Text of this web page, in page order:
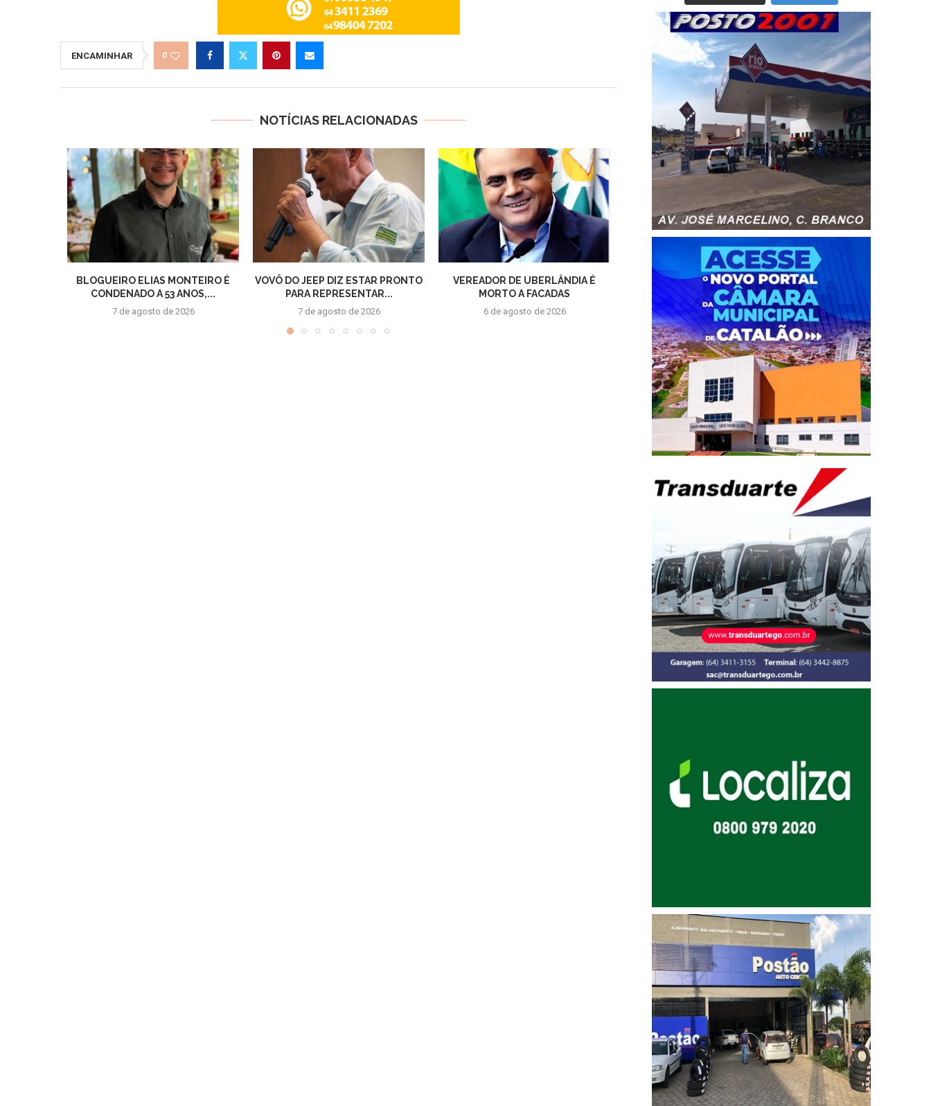
ENCAMINHAR 0
NOTÍCIAS RELACIONADAS
BLOGUEIRO ELIAS MONTEIRO É
CONDENADO A 53 ANOS,...
7 de agosto de 2026
VOVÔ DO JEEP DIZ ESTAR PRONTO
PARA REPRESENTAR...
7 de agosto de 2026
VEREADOR DE UBERLÂNDIA É
MORTO A FACADAS
6 de agosto de 2026
FORAGIDO DA JUSTIÇA MORRE
APÓS TROCAR TIROS COM...
6 de agosto de 2026 6 de agosto de